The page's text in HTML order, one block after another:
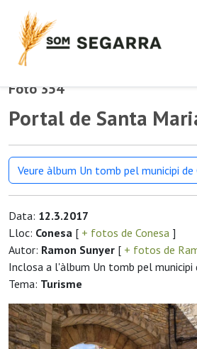
Foto 354
Portal de Santa
Veure àlbum Un tomb pel municipi de
Data: 12.3.2017
Lloc: Conesa [ + fotos de Conesa ]
Autor: Ramon Sunyer [ + fotos de
Inclosa a l'àlbum Un tomb pel municipi
Tema: Turisme